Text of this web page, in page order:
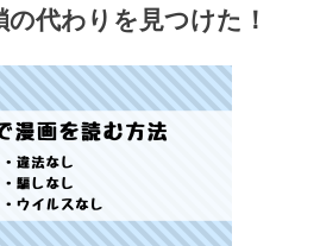
の代わりを見つけた！